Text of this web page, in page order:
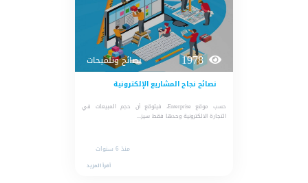
1978 نصائح وتلميحات
نصائح نجاح المشاريع الإلكترونية
حسب موقع Enterprise، فيتوقع أن حجم المبيعات في
التجارة الالكترونية وحدها فقط سيز...
منذ 6 سنوات
أقرأ المزيد